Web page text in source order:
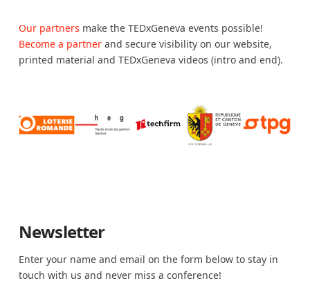
Our partners make the TEDxGeneva events possible!
Become a partnerand secure visibility on our website,
printed material and TEDxGeneva videos (intro and end).
Newsletter
Enter your name and email on the form below to stay in
touch with us and never miss a conference!